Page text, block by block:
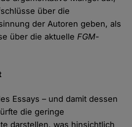
über die
der Autoren geben, als
über die aktuelleFGM-
Essays – und damit dessen
die geringe
darstellen, was hinsichtlich